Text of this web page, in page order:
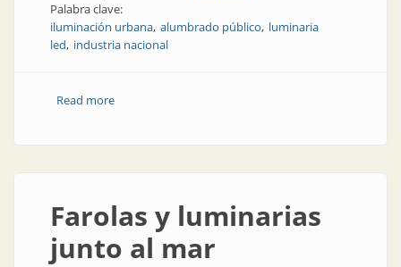
Palabra clave:
iluminación urbana alumbrado público luminaria
led industria nacional
Read moreabout Luminaria compacta y potente para el
Farolas y luminarias
junto al mar